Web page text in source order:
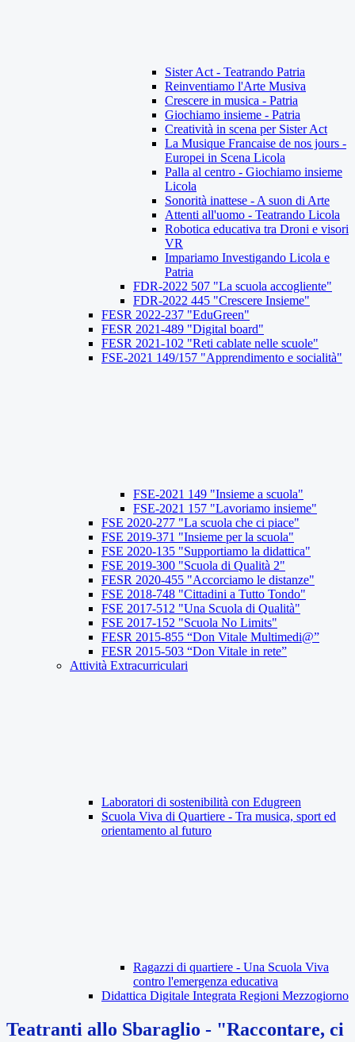
Sister Act - Teatrando Patria
Reinventiamo l'Arte Musiva
Crescere in musica - Patria
Giochiamo insieme - Patria
Creatività in scena per Sister Act
La Musique Francaise de nos jours -
Europei in Scena Licola
Palla al centro - Giochiamo insieme
Licola
Sonorità inattese - A suon di Arte
Attenti all'uomo - Teatrando Licola
Robotica educativa tra Droni e visori
VR
Impariamo Investigando Licola e
Patria
FDR-2022 507 "La scuola accogliente"
FDR-2022 445 "Crescere Insieme"
FESR 2022-237 "EduGreen"
FESR 2021-489 "Digital board"
FESR 2021-102 "Reti cablate nelle scuole"
FSE-2021 149/157 "Apprendimento e socialità"
FSE-2021 149 "Insieme a scuola"
FSE-2021 157 "Lavoriamo insieme"
FSE 2020-277 "La scuola che ci piace"
FSE 2019-371 "Insieme per la scuola"
FSE 2020-135 "Supportiamo la didattica"
FSE 2019-300 "Scuola di Qualità 2"
FESR 2020-455 "Accorciamo le distanze"
FSE 2018-748 "Cittadini a Tutto Tondo"
FSE 2017-512 "Una Scuola di Qualità"
FSE 2017-152 "Scuola No Limits"
FESR 2015-855 “Don Vitale Multimedi@”
FESR 2015-503 “Don Vitale in rete”
Attività Extracurriculari
Laboratori di sostenibilità con Edugreen
Scuola Viva di Quartiere - Tra musica, sport ed
orientamento al futuro
Ragazzi di quartiere - Una Scuola Viva
contro l'emergenza educativa
Didattica Digitale Integrata Regioni Mezzogiorno
Teatranti allo Sbaraglio - "Raccontare, ci